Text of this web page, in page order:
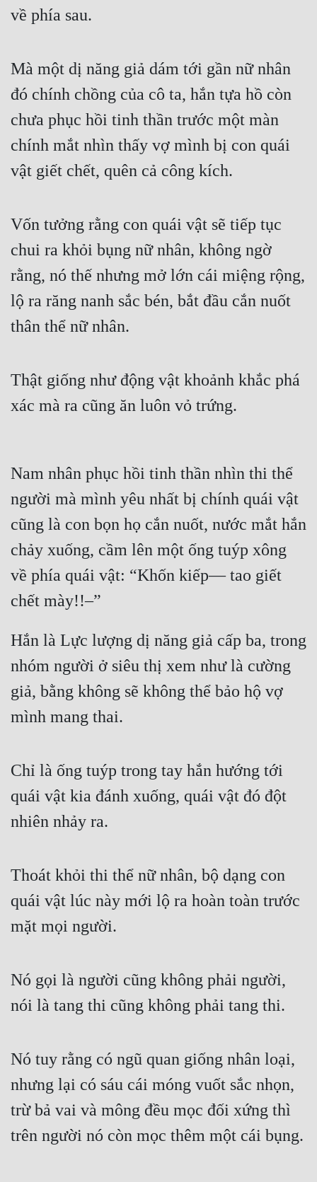
về phía sau.
Mà một dị năng giả dám tới gần nữ nhân
đó chính chồng của cô ta, hắn tựa hồ còn
chưa phục hồi tinh thần trước một màn
chính mắt nhìn thấy vợ mình bị con quái
vật giết chết, quên cả công kích.
Vốn tưởng rằng con quái vật sẽ tiếp tục
chui ra khỏi bụng nữ nhân, không ngờ
rằng, nó thế nhưng mở lớn cái miệng rộng,
lộ ra răng nanh sắc bén, bắt đầu cắn nuốt
thân thể nữ nhân.
Thật giống như động vật khoảnh khắc phá
xác mà ra cũng ăn luôn vỏ trứng.
Nam nhân phục hồi tinh thần nhìn thi thể
người mà mình yêu nhất bị chính quái vật
cũng là con bọn họ cắn nuốt, nước mắt hắn
chảy xuống, cầm lên một ống tuýp xông
về phía quái vật: “Khốn kiếp— tao giết
chết mày!!–”
Hắn là Lực lượng dị năng giả cấp ba, trong
nhóm người ở siêu thị xem như là cường
giả, bằng không sẽ không thể bảo hộ vợ
mình mang thai.
Chỉ là ống tuýp trong tay hắn hướng tới
quái vật kia đánh xuống, quái vật đó đột
nhiên nhảy ra.
Thoát khỏi thi thể nữ nhân, bộ dạng con
quái vật lúc này mới lộ ra hoàn toàn trước
mặt mọi người.
Nó gọi là người cũng không phải người,
nói là tang thi cũng không phải tang thi.
Nó tuy rằng có ngũ quan giống nhân loại,
nhưng lại có sáu cái móng vuốt sắc nhọn,
trừ bả vai và mông đều mọc đối xứng thì
trên người nó còn mọc thêm một cái bụng.